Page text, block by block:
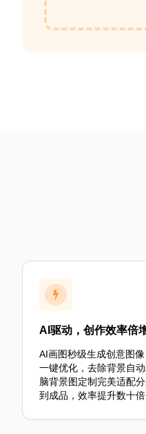
AI驱动，创作效率倍
AI画图秒级生成创意图
一键优化，去除背景自
脑背景图定制完美适配
到成品，效率提升数十倍